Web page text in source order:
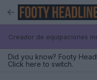
Creador de equipaciones
Did you know? Footy
Click here to switch.